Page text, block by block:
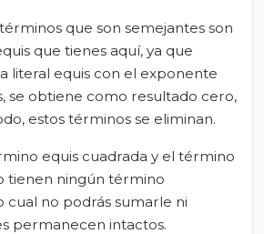
que son semejantes son
que tienes aquí, ya que
literal equis con el exponente
se obtiene como resultado cero,
estos términos se eliminan.
equis cuadrada y el término
tienen ningún término
cual no podrás sumarle ni
permanecen intactos.